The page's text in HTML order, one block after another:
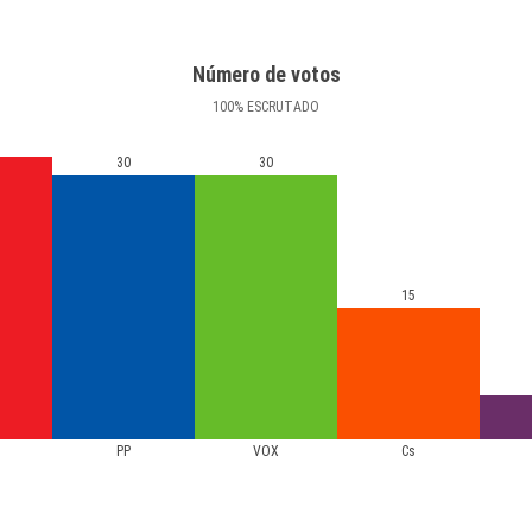
Número de votos
100% ESCRUTADO
PP VOX Cs
30
30
15